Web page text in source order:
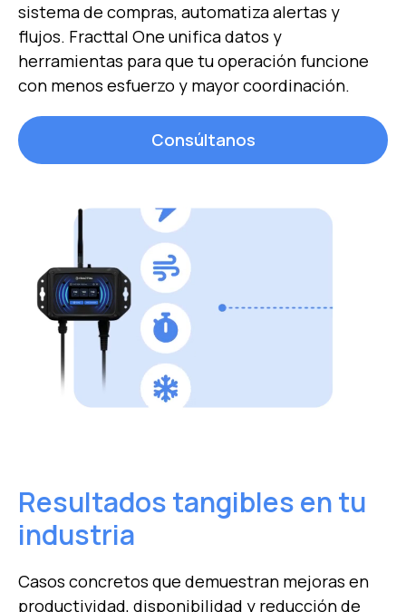
sistema de compras, automatiza alertas y
flujos. Fracttal One unifica datos y
herramientas para que tu operación funcione
con menos esfuerzo y mayor coordinación.
Consúltanos
Resultados tangibles en tu
industria
Casos concretos que demuestran mejoras en
productividad, disponibilidad y reducción de